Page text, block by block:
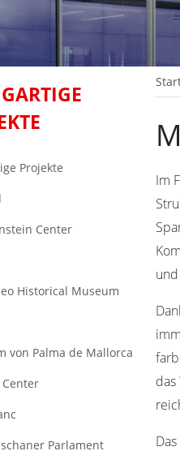
Projekte
Center
Historical Museum
von Palma de Mallorca
Parlament
Im